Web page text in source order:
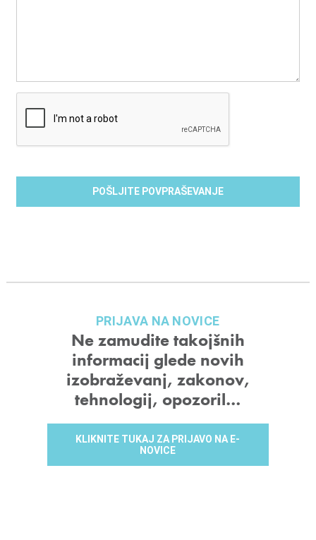
PRIJAVA NA NOVICE
Ne zamudite takojšnih
informacij glede novih
izobraževanj, zakonov,
tehnologij, opozoril…
KLIKNITE TUKAJ ZA PRIJAVO NA E-
NOVICE